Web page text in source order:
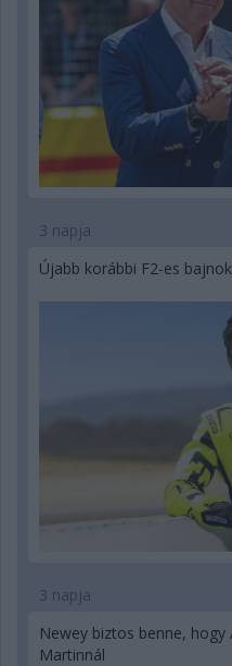
3 napja
Újabb korábbi F2-es
3 napja
Newey biztos benne,
Martinnál